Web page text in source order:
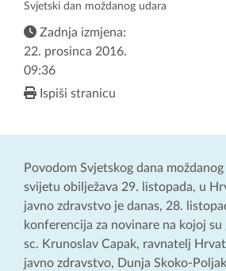
Svjetski dan moždanog udara
Zadnja izmjena:
22. prosinca 2016.
09:36
Ispiši stranicu
Povodom Svjetskog dana
svijetu obilježava 29. listopada, u
javno zdravstvo je danas, 28.
konferencija za novinare na kojoj
sc. Krunoslav Capak, ravnatelj
javno zdravstvo, Dunja Skoko-